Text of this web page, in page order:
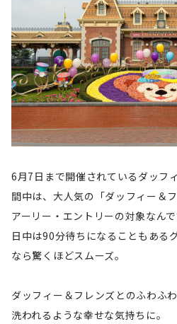
6月7日まで開催されているダッフ
間中は、大人気の「ダッフィー＆
アーリー・エントリーの対象なんで
日中は90分待ちになることもある
なら驚くほどスムーズ。
ダッフィー＆フレンズとのふわふ
洗われるような幸せな気持ちに。